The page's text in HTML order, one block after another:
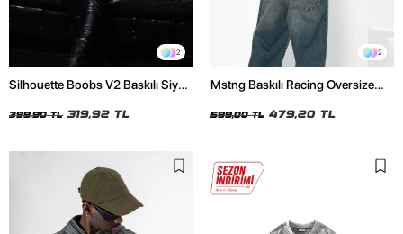
2
Silhouette Boobs V2 Baskılı Siyah
399,90 TL 319,92 TL
2
Mstng Baskılı Racing Oversize
599,00 TL 479,20 TL